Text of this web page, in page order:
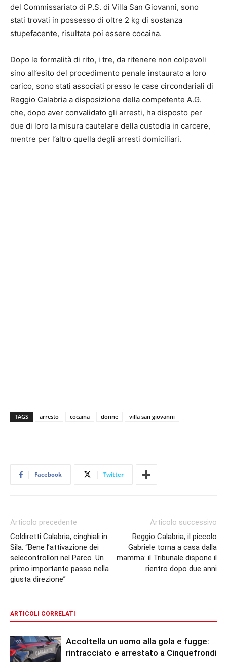
del Commissariato di P.S. di Villa San Giovanni, sono
stati trovati in possesso di oltre 2 kg di sostanza
stupefacente, risultata poi essere cocaina.
Dopo le formalità di rito, i tre, da ritenere non colpevoli
sino all’esito del procedimento penale instaurato a loro
carico, sono stati associati presso le case circondariali di
Reggio Calabria a disposizione della competente A.G.
che, dopo aver convalidato gli arresti, ha disposto per
due di loro la misura cautelare della custodia in carcere,
mentre per l’altro quella degli arresti domiciliari.
TAGS arresto cocaina donne villa san giovanni
Facebook Twitter
Articolo precedente
Coldiretti Calabria, cinghiali in
Sila: “Bene l’attivazione dei
selecontrollori nel Parco. Un
primo importante passo nella
giusta direzione”
Articolo successivo
Reggio Calabria, il piccolo
Gabriele torna a casa dalla
mamma: il Tribunale dispone il
rientro dopo due anni
ARTICOLI CORRELATI
Accoltella un uomo alla gola e fugge:
rintracciato e arrestato a Cinquefrondi